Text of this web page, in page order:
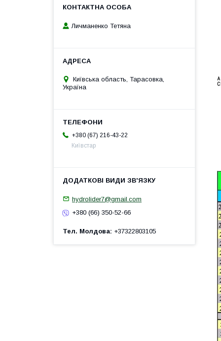
Личманенко Тетяна
Київська область, Тарасовка,
Україна
+380 (67) 216-43-22
Київстар
hydrolider7@gmail.com
+380 (66) 350-52-66
Тел. Молдова +37322803105